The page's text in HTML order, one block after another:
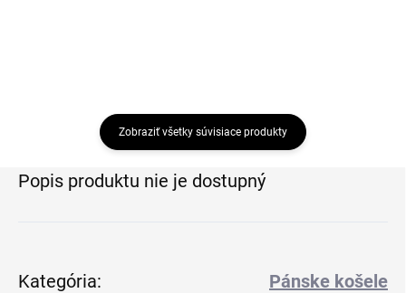
Zobraziť všetky súvisiace produkty
Popis produktu nie je dostupný
Kategória: Pánske košele